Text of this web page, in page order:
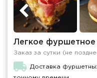
Легкое
Заказ за сутки (не
Доставка